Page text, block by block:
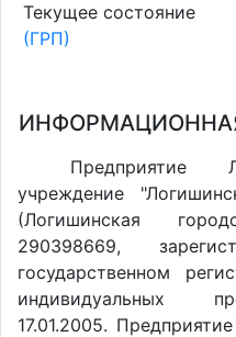
Текущее состояние
(ГРП)
Предприятие
учреждение
(Логишинская
290398669,
государственном
индивидуальных
17.01.2005.